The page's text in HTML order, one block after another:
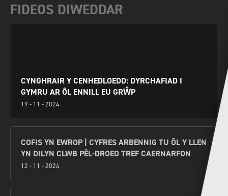
FIDEOS DIWEDDAR
CYNGHRAIR Y CENHEDLOEDD: DYRCHAFIAD I
GYMRU AR ÔL ENNILL EU GRŴP
19 - 11 - 2024
COFIS YN EWROP | CYFRES ARBENNIG TU ÔL Y LLEN
YN DILYN CLWB PÊL-DROED TREF CAERNARFON
12 - 11 - 2024